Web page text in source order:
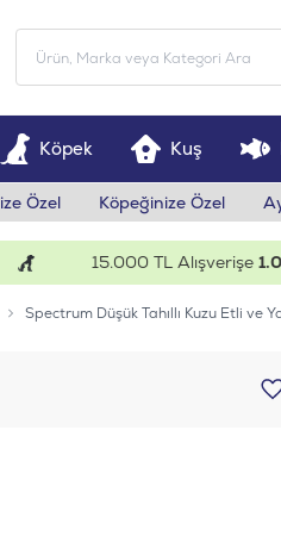
Köpek Kuş
Özel Köpeğinize Özel
15.000 TL Alışverişe1.000
Spectrum Düşük Tahıllı Kuzu Etli ve